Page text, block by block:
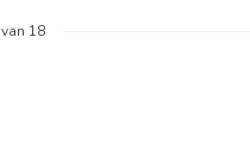
van 18